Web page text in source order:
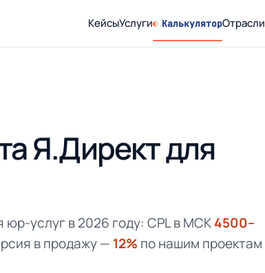
КейсыУслуги КалькуляторОтрасли
Я.Директ для
юр-услуг в 2026 году: CPL в МСК4500–
в продажу — 12% по нашим проектам